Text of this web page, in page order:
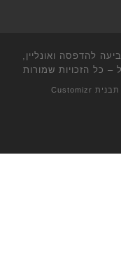
להדפסה ואונליין,
– כל הזכויות שמורות
תבנית Customizr